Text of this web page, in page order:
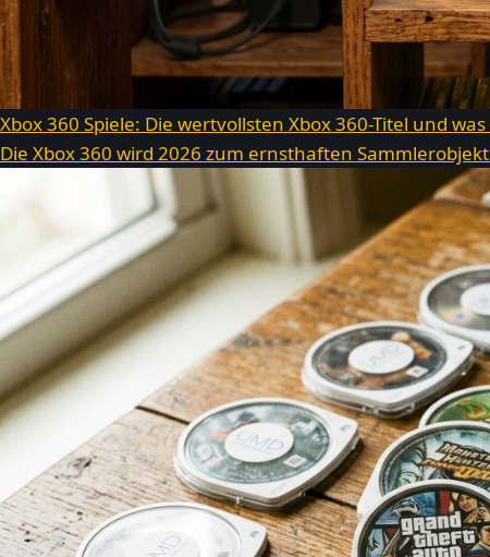
Xbox 360 Spiele: Die wertvollsten Xbox 360-Titel und
Die Xbox 360 wird 2026 zum ernsthaften